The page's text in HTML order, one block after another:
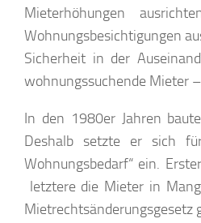
Mieterhöhungen
Wohnungsbesichtigungen
Sicherheit in der
wohnungssuchende Mieter
In den 1980er Jahren
Deshalb setzte er sich
Wohnungsbedarf“ ein.
letztere die Mieter in
Mietrechtsänderungsgesetz